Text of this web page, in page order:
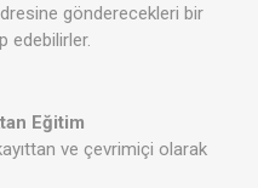
gönderecekleri bir
edebilirler.
Eğitim
ve çevrimiçi olarak